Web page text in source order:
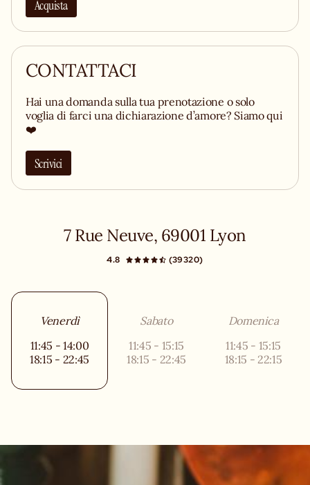
Acquista
CONTATTACI
Hai una domanda sulla tua prenotazione o solo
voglia di farci una dichiarazione d’amore? Siamo qui
❤️
Scrivici
7 Rue Neuve, 69001 Lyon
4.8 (39320)
Venerdì
11:45 - 14:00
18:15 - 22:45
Sabato
11:45 - 15:15
18:15 - 22:45
Domenica
11:45 - 15:15
18:15 - 22:15